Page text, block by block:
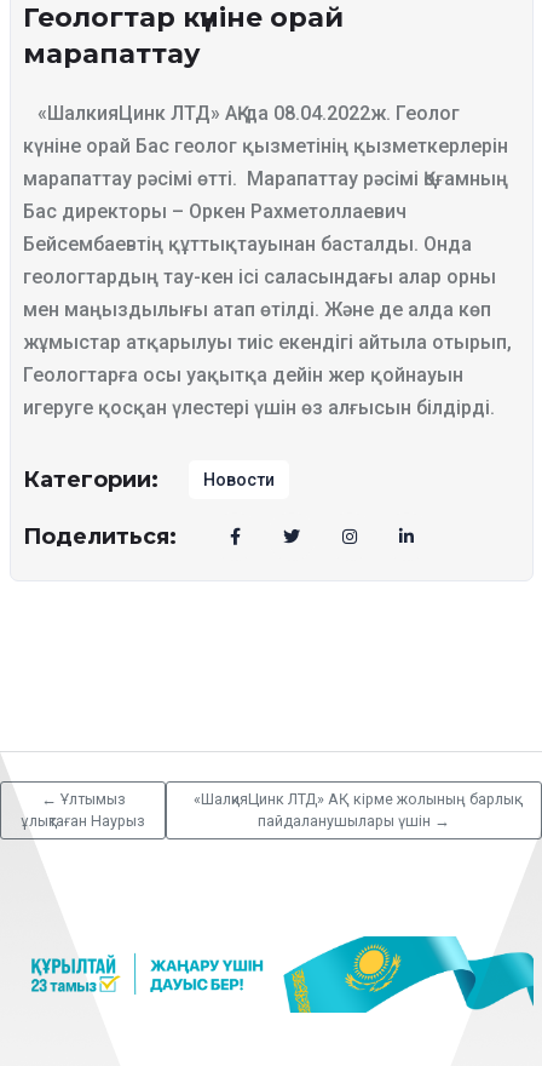
Геологтар күніне орай
марапаттау
«ШалкияЦинк ЛТД» АҚ-да 08.04.2022ж. Геолог
күніне орай Бас геолог қызметінің қызметкерлерін
марапаттау рәсімі өтті. Марапаттау рәсімі Қоғамның
Бас директоры – Оркен Рахметоллаевич
Бейсембаевтің құттықтауынан басталды. Онда
геологтардың тау-кен ісі саласындағы алар орны
мен маңыздылығы атап өтілді. Және де алда көп
жұмыстар атқарылуы тиіс екендігі айтыла отырып,
Геологтарға осы уақытқа дейін жер қойнауын
игеруге қосқан үлестері үшін өз алғысын білдірді.
Категории: Новости
Поделиться:
← Ұлтымыз
ұлықтаған Наурыз
«ШалқияЦинк ЛТД» АҚ кірме жолының барлық
пайдаланушылары үшін →